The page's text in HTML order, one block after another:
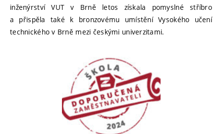
inženýrství VUT v Brně letos získala pomyslné stříbro
a přispěla také k bronzovému umístění Vysokého učení
technického v Brně mezi českými univerzitami.